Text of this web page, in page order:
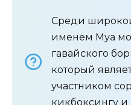
Среди
именем Муа
гавайского
который
участником
кикбоксингу